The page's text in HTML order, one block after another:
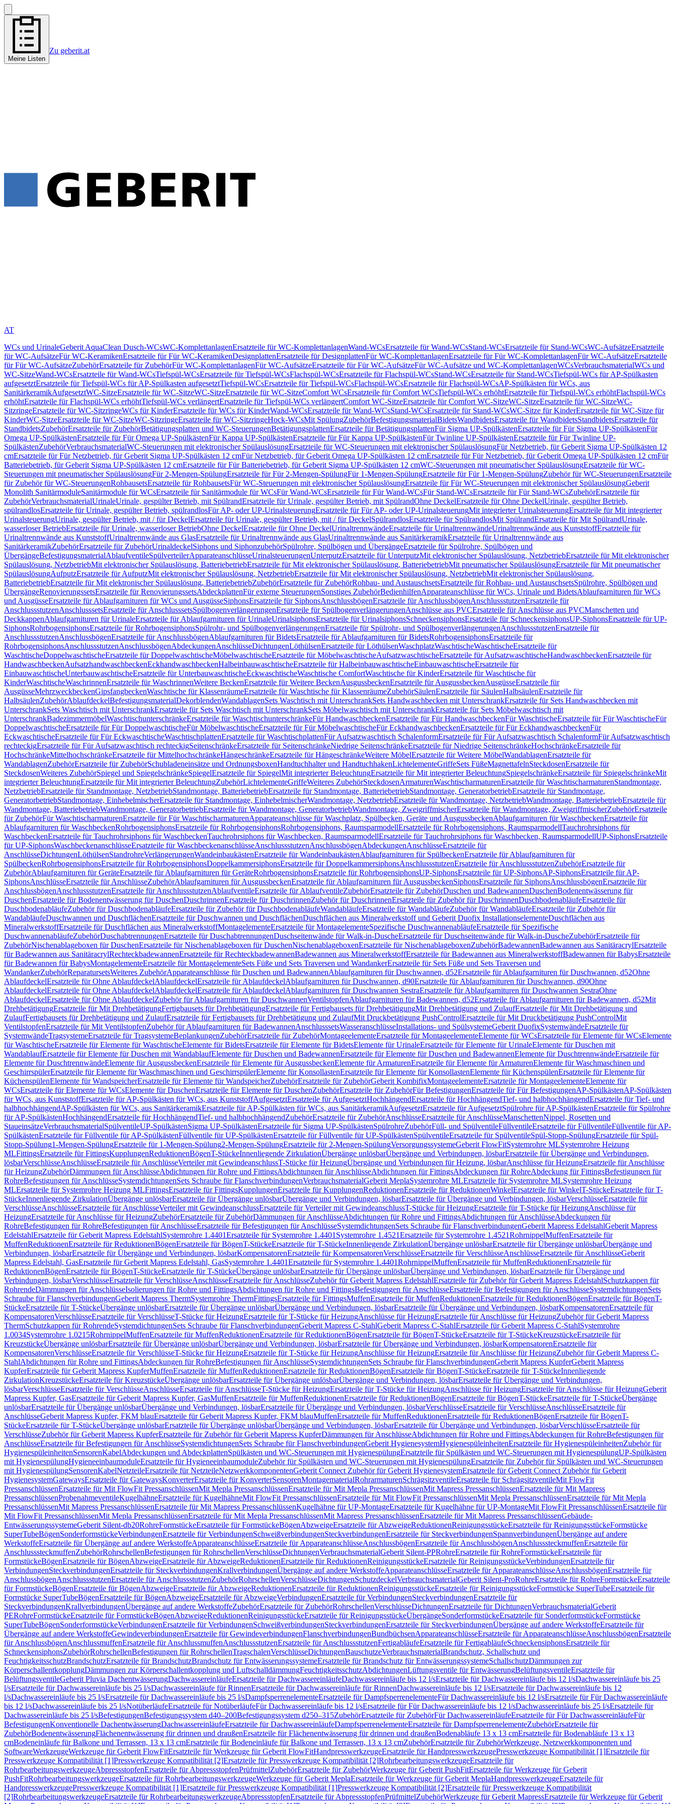
Meine Listen
Zu geberit.at
AT
WCs und UrinaleGeberit AquaClean Dusch-WCsWC-KomplettanlagenErsatzteile für WC-KomplettanlagenWand-WCsErsatzteile für Wand-WCsStand-WCsErsatzteile für Stand-WCsWC-AufsätzeErsatzteile
für WC-AufsätzeFür WC-KeramikenErsatzteile für Für WC-KeramikenDesignplattenErsatzteile für DesignplattenFür WC-KomplettanlagenErsatzteile für Für WC-KomplettanlagenFür WC-AufsätzeErsatzteile
für Für WC-AufsätzeZubehörErsatzteile für ZubehörFür WC-KomplettanlagenFür WC-AufsätzeErsatzteile für Für WC-AufsätzeFür WC-Aufsätze und WC-KomplettanlagenWCsVerbrauchsmaterialWCs und
WC-SitzeWand-WCsErsatzteile für Wand-WCsTiefspül-WCsErsatzteile für Tiefspül-WCsFlachspül-WCsErsatzteile für Flachspül-WCsStand-WCsErsatzteile für Stand-WCsTiefspül-WCs für AP-Spülkasten
aufgesetztErsatzteile für Tiefspül-WCs für AP-Spülkasten aufgesetztTiefspül-WCsErsatzteile für Tiefspül-WCsFlachspül-WCsErsatzteile für Flachspül-WCsAP-Spülkästen für WCs, aus
SanitärkeramikAufgesetztWC-SitzeErsatzteile für WC-SitzeWC-SitzeErsatzteile für WC-SitzeComfort WCsErsatzteile für Comfort WCsTiefspül-WCs erhöhtErsatzteile für Tiefspül-WCs erhöhtFlachspül-WCs
erhöhtErsatzteile für Flachspül-WCs erhöhtTiefspül-WCs verlängertErsatzteile für Tiefspül-WCs verlängertComfort WC-SitzeErsatzteile für Comfort WC-SitzeWC-SitzeErsatzteile für WC-SitzeWC-
SitzringeErsatzteile für WC-SitzringeWCs für KinderErsatzteile für WCs für KinderWand-WCsErsatzteile für Wand-WCsStand-WCsErsatzteile für Stand-WCsWC-Sitze für KinderErsatzteile für WC-Sitze für
KinderWC-SitzeErsatzteile für WC-SitzeWC-SitzringeErsatzteile für WC-SitzringeHock-WCsMit SpülungZubehörBefestigungsmaterialBidetsWandbidetsErsatzteile für WandbidetsStandbidetsErsatzteile für
StandbidetsZubehörErsatzteile für ZubehörBetätigungsplatten und WC-SteuerungenBetätigungsplattenErsatzteile für BetätigungsplattenFür Sigma UP-SpülkästenErsatzteile für Für Sigma UP-SpülkästenFür
Omega UP-SpülkästenErsatzteile für Für Omega UP-SpülkästenFür Kappa UP-SpülkästenErsatzteile für Für Kappa UP-SpülkästenFür Twinline UP-SpülkästenErsatzteile für Für Twinline UP-
SpülkästenZubehörVerbrauchsmaterialWC-Steuerungen mit elektronischer SpülauslösungErsatzteile für WC-Steuerungen mit elektronischer SpülauslösungFür Netzbetrieb, für Geberit Sigma UP-Spülkästen 12
cmErsatzteile für Für Netzbetrieb, für Geberit Sigma UP-Spülkästen 12 cmFür Netzbetrieb, für Geberit Omega UP-Spülkästen 12 cmErsatzteile für Für Netzbetrieb, für Geberit Omega UP-Spülkästen 12 cmFür
Batteriebetrieb, für Geberit Sigma UP-Spülkästen 12 cmErsatzteile für Für Batteriebetrieb, für Geberit Sigma UP-Spülkästen 12 cmWC-Steuerungen mit pneumatischer SpülauslösungErsatzteile für WC-
Steuerungen mit pneumatischer SpülauslösungFür 2-Mengen-SpülungErsatzteile für Für 2-Mengen-SpülungFür 1-Mengen-SpülungErsatzteile für Für 1-Mengen-SpülungZubehör für WC-SteuerungenErsatzteile
für Zubehör für WC-SteuerungenRohbausetsErsatzteile für RohbausetsFür WC-Steuerungen mit elektronischer SpülauslösungErsatzteile für Für WC-Steuerungen mit elektronischer SpülauslösungGeberit
Monolith SanitärmoduleSanitärmodule für WCsErsatzteile für Sanitärmodule für WCsFür Wand-WCsErsatzteile für Für Wand-WCsFür Stand-WCsErsatzteile für Für Stand-WCsZubehörErsatzteile für
ZubehörVerbrauchsmaterialUrinaleUrinale, gespülter Betrieb, mit SpülrandErsatzteile für Urinale, gespülter Betrieb, mit SpülrandOhne DeckelErsatzteile für Ohne DeckelUrinale, gespülter Betrieb,
spülrandlosErsatzteile für Urinale, gespülter Betrieb, spülrandlosFür AP- oder UP-UrinalsteuerungErsatzteile für Für AP- oder UP-UrinalsteuerungMit integrierter UrinalsteuerungErsatzteile für Mit integrierter
UrinalsteuerungUrinale, gespülter Betrieb, mit / für DeckelErsatzteile für Urinale, gespülter Betrieb, mit / für DeckelSpülrandlosErsatzteile für SpülrandlosMit SpülrandErsatzteile für Mit SpülrandUrinale,
wasserloser BetriebErsatzteile für Urinale, wasserloser BetriebOhne DeckelErsatzteile für Ohne DeckelUrinaltrennwändeErsatzteile für UrinaltrennwändeUrinaltrennwände aus KunststoffErsatzteile für
Urinaltrennwände aus KunststoffUrinaltrennwände aus GlasErsatzteile für Urinaltrennwände aus GlasUrinaltrennwände aus SanitärkeramikErsatzteile für Urinaltrennwände aus
SanitärkeramikZubehörErsatzteile für ZubehörUrinaldeckelSiphons und SiphonzubehörSpülrohre, Spülbögen und ÜbergängeErsatzteile für Spülrohre, Spülbögen und
ÜbergängeBefestigungsmaterialAblaufventileSpülverteilerApparateanschlüsseUrinalsteuerungenUnterputzErsatzteile für UnterputzMit elektronischer Spülauslösung, NetzbetriebErsatzteile für Mit elektronischer
Spülauslösung, NetzbetriebMit elektronischer Spülauslösung, BatteriebetriebErsatzteile für Mit elektronischer Spülauslösung, BatteriebetriebMit pneumatischer SpülauslösungErsatzteile für Mit pneumatischer
SpülauslösungAufputzErsatzteile für AufputzMit elektronischer Spülauslösung, NetzbetriebErsatzteile für Mit elektronischer Spülauslösung, NetzbetriebMit elektronischer Spülauslösung,
BatteriebetriebErsatzteile für Mit elektronischer Spülauslösung, BatteriebetriebZubehörErsatzteile für ZubehörRohbau- und AustauschsetsErsatzteile für Rohbau- und AustauschsetsSpülrohre, Spülbögen und
ÜbergängeRenovierungssetsErsatzteile für RenovierungssetsAbdeckplattenFür externe SteuerungenSonstiges ZubehörBedienhilfenApparateanschlüsse für WCs, Urinale und BidetsAblaufgarnituren für WCs
und AusgüsseErsatzteile für Ablaufgarnituren für WCs und AusgüsseSiphonsErsatzteile für SiphonsAnschlussbögenErsatzteile für AnschlussbögenAnschlussstutzenErsatzteile für
AnschlussstutzenAnschlusssetsErsatzteile für AnschlusssetsSpülbogenverlängerungenErsatzteile für SpülbogenverlängerungenAnschlüsse aus PVCErsatzteile für Anschlüsse aus PVCManschetten und
DeckkappenAblaufgarnituren für UrinaleErsatzteile für Ablaufgarnituren für UrinaleUrinalsiphonsErsatzteile für UrinalsiphonsSchneckensiphonsErsatzteile für SchneckensiphonsUP-SiphonsErsatzteile für UP-
SiphonsRohrbogensiphonsErsatzteile für RohrbogensiphonsSpülrohr- und SpülbogenverlängerungenErsatzteile für Spülrohr- und SpülbogenverlängerungenAnschlussstutzenErsatzteile für
AnschlussstutzenAnschlussbögenErsatzteile für AnschlussbögenAblaufgarnituren für BidetsErsatzteile für Ablaufgarnituren für BidetsRohrbogensiphonsErsatzteile für
RohrbogensiphonsAnschlussstutzenAnschlussbögenAbdeckungenAnschlüsseDichtungenLöthülsenErsatzteile für LöthülsenWaschplatzWaschtischeWaschtischeErsatzteile für
WaschtischeDoppelwaschtischeErsatzteile für DoppelwaschtischeMöbelwaschtischeErsatzteile für MöbelwaschtischeAufsatzwaschtischeErsatzteile für AufsatzwaschtischeHandwaschbeckenErsatzteile für
HandwaschbeckenAufsatzhandwaschbeckenEckhandwaschbeckenHalbeinbauwaschtischeErsatzteile für HalbeinbauwaschtischeEinbauwaschtischeErsatzteile für
EinbauwaschtischeUnterbauwaschtischeErsatzteile für UnterbauwaschtischeEckwaschtischeWaschtische ComfortWaschtische für KinderErsatzteile für Waschtische für
KinderWaschtischeWaschrinnenErsatzteile für WaschrinnenWeitere BeckenErsatzteile für Weitere BeckenAusgussbeckenErsatzteile für AusgussbeckenAusgüsseErsatzteile für
AusgüsseMehrzweckbeckenGipsfangbeckenWaschtische für KlassenräumeErsatzteile für Waschtische für KlassenräumeZubehörSäulenErsatzteile für SäulenHalbsäulenErsatzteile für
HalbsäulenZubehörAblaufdeckelBefestigungsmaterialDekorblendenWandablagenSets Waschtisch mit UnterschrankSets Handwaschbecken mit UnterschrankErsatzteile für Sets Handwaschbecken mit
UnterschrankSets Waschtisch mit UnterschrankErsatzteile für Sets Waschtisch mit UnterschrankSets Möbelwaschtisch mit UnterschrankErsatzteile für Sets Möbelwaschtisch mit
UnterschrankBadezimmermöbelWaschtischunterschränkeErsatzteile für WaschtischunterschränkeFür HandwaschbeckenErsatzteile für Für HandwaschbeckenFür WaschtischeErsatzteile für Für WaschtischeFür
DoppelwaschtischeErsatzteile für Für DoppelwaschtischeFür MöbelwaschtischeErsatzteile für Für MöbelwaschtischeFür EckhandwaschbeckenErsatzteile für Für EckhandwaschbeckenFür
EckwaschtischeErsatzteile für Für EckwaschtischeWaschtischplattenErsatzteile für WaschtischplattenFür Aufsatzwaschtisch SchalenformErsatzteile für Für Aufsatzwaschtisch SchalenformFür Aufsatzwaschtisch
rechteckigErsatzteile für Für Aufsatzwaschtisch rechteckigSeitenschränkeErsatzteile für SeitenschränkeNiedrige SeitenschränkeErsatzteile für Niedrige SeitenschränkeHochschränkeErsatzteile für
HochschränkeMittelhochschränkeErsatzteile für MittelhochschränkeHängeschränkeErsatzteile für HängeschränkeWeitere MöbelErsatzteile für Weitere MöbelWandablagenErsatzteile für
WandablagenZubehörErsatzteile für ZubehörSchubladeneinsätze und OrdnungsboxenHandtuchhalter und HandtuchhakenLichtelementeGriffeSets FüßeMagnettafelnSteckdosenErsatzteile für
SteckdosenWeiteres ZubehörSpiegel und SpiegelschränkeSpiegelErsatzteile für SpiegelMit integrierter BeleuchtungErsatzteile für Mit integrierter BeleuchtungSpiegelschränkeErsatzteile für SpiegelschränkeMit
integrierter BeleuchtungErsatzteile für Mit integrierter BeleuchtungZubehörLichtelementeGriffeWeiteres ZubehörSteckdosenArmaturenWaschtischarmaturenErsatzteile für WaschtischarmaturenStandmontage,
NetzbetriebErsatzteile für Standmontage, NetzbetriebStandmontage, BatteriebetriebErsatzteile für Standmontage, BatteriebetriebStandmontage, GeneratorbetriebErsatzteile für Standmontage,
GeneratorbetriebStandmontage, EinhebelmischerErsatzteile für Standmontage, EinhebelmischerWandmontage, NetzbetriebErsatzteile für Wandmontage, NetzbetriebWandmontage, BatteriebetriebErsatzteile für
Wandmontage, BatteriebetriebWandmontage, GeneratorbetriebErsatzteile für Wandmontage, GeneratorbetriebWandmontage, ZweigriffmischerErsatzteile für Wandmontage, ZweigriffmischerZubehörErsatzteile
für ZubehörFür WaschtischarmaturenErsatzteile für Für WaschtischarmaturenApparateanschlüsse für Waschplatz, Spülbecken, Geräte und AusgussbeckenAblaufgarnituren für WaschbeckenErsatzteile für
Ablaufgarnituren für WaschbeckenRohrbogensiphonsErsatzteile für RohrbogensiphonsRohrbogensiphons, RaumsparmodellErsatzteile für Rohrbogensiphons, RaumsparmodellTauchrohrsiphons für
WaschbeckenErsatzteile für Tauchrohrsiphons für WaschbeckenTauchrohrsiphons für Waschbecken, RaumsparmodellErsatzteile für Tauchrohrsiphons für Waschbecken, RaumsparmodellUP-SiphonsErsatzteile
für UP-SiphonsWaschbeckenanschlüsseErsatzteile für WaschbeckenanschlüsseAnschlussstutzenAnschlussbögenAbdeckungenAnschlüsseErsatzteile für
AnschlüsseDichtungenLöthülsenStandrohreVerlängerungenWandeinbaukästenErsatzteile für WandeinbaukästenAblaufgarnituren für SpülbeckenErsatzteile für Ablaufgarnituren für
SpülbeckenRohrbogensiphonsErsatzteile für RohrbogensiphonsDoppelkammersiphonsErsatzteile für DoppelkammersiphonsAnschlussstutzenErsatzteile für AnschlussstutzenZubehörErsatzteile für
ZubehörAblaufgarnituren für GeräteErsatzteile für Ablaufgarnituren für GeräteRohrbogensiphonsErsatzteile für RohrbogensiphonsUP-SiphonsErsatzteile für UP-SiphonsAP-SiphonsErsatzteile für AP-
SiphonsAnschlüsseErsatzteile für AnschlüsseZubehörAblaufgarnituren für AusgussbeckenErsatzteile für Ablaufgarnituren für AusgussbeckenSiphonsErsatzteile für SiphonsAnschlussbögenErsatzteile für
AnschlussbögenAnschlussstutzenErsatzteile für AnschlussstutzenAblaufventileErsatzteile für AblaufventileZubehörErsatzteile für ZubehörDuschen und BadewannenDuschenBodenentwässerung für
DuschenErsatzteile für Bodenentwässerung für DuschenDuschrinnenErsatzteile für DuschrinnenZubehör für DuschrinnenErsatzteile für Zubehör für DuschrinnenDuschbodenabläufeErsatzteile für
DuschbodenabläufeZubehör für DuschbodenabläufeErsatzteile für Zubehör für DuschbodenabläufeWandabläufeErsatzteile für WandabläufeZubehör für WandabläufeErsatzteile für Zubehör für
WandabläufeDuschwannen und DuschflächenErsatzteile für Duschwannen und DuschflächenDuschflächen aus Mineralwerkstoff und Geberit Duofix InstallationselementeDuschflächen aus
MineralwerkstoffErsatzteile für Duschflächen aus MineralwerkstoffMontagelementeErsatzteile für MontagelementeSpezifische DuschwannenabläufeErsatzteile für Spezifische
DuschwannenabläufeZubehörDuschabtrennungenErsatzteile für DuschabtrennungenDuschseitenwände für Walk-in-DuscheErsatzteile für Duschseitenwände für Walk-in-DuscheZubehörErsatzteile für
ZubehörNischenablageboxen für DuschenErsatzteile für Nischenablageboxen für DuschenNischenablageboxenErsatzteile für NischenablageboxenZubehörBadewannenBadewannen aus SanitäracrylErsatzteile
für Badewannen aus SanitäracrylRechteckbadewannenErsatzteile für RechteckbadewannenBadewannen aus MineralwerkstoffErsatzteile für Badewannen aus MineralwerkstoffBadewannen für BabysErsatzteile
für Badewannen für BabysMontagelementeErsatzteile für MontagelementeSets Füße und Sets Traversen und WandankerErsatzteile für Sets Füße und Sets Traversen und
WandankerZubehörReparatursetsWeiteres ZubehörApparateanschlüsse für Duschen und BadewannenAblaufgarnituren für Duschwannen, d52Ersatzteile für Ablaufgarnituren für Duschwannen, d52Ohne
AblaufdeckelErsatzteile für Ohne AblaufdeckelAblaufdeckelErsatzteile für AblaufdeckelAblaufgarnituren für Duschwannen, d90Ersatzteile für Ablaufgarnituren für Duschwannen, d90Ohne
AblaufdeckelErsatzteile für Ohne AblaufdeckelAblaufdeckelErsatzteile für AblaufdeckelAblaufgarnituren für Duschwannen SestraErsatzteile für Ablaufgarnituren für Duschwannen SestraOhne
AblaufdeckelErsatzteile für Ohne AblaufdeckelZubehör für Ablaufgarnituren für DuschwannenVentilstopfenAblaufgarnituren für Badewannen, d52Ersatzteile für Ablaufgarnituren für Badewannen, d52Mit
DrehbetätigungErsatzteile für Mit DrehbetätigungFertigbausets für DrehbetätigungErsatzteile für Fertigbausets für DrehbetätigungMit Drehbetätigung und ZulaufErsatzteile für Mit Drehbetätigung und
ZulaufFertigbausets für Drehbetätigung und ZulaufErsatzteile für Fertigbausets für Drehbetätigung und ZulaufMit Druckbetätigung PushControlErsatzteile für Mit Druckbetätigung PushControlMit
VentilstopfenErsatzteile für Mit VentilstopfenZubehör für Ablaufgarnituren für BadewannenAnschlusssetsWasseranschlüsseInstallations- und SpülsystemeGeberit DuofixSystemwändeErsatzteile für
SystemwändeTragsystemeErsatzteile für TragsystemeBeplankungenZubehörErsatzteile für ZubehörMontageelementeErsatzteile für MontageelementeElemente für WCsErsatzteile für Elemente für WCsElemente
für WaschtischeErsatzteile für Elemente für WaschtischeElemente für BidetsErsatzteile für Elemente für BidetsElemente für UrinaleErsatzteile für Elemente für UrinaleElemente für Duschen mit
WandablaufErsatzteile für Elemente für Duschen mit WandablaufElemente für Duschen und BadewannenErsatzteile für Elemente für Duschen und BadewannenElemente für DuschtrennwändeErsatzteile für
Elemente für DuschtrennwändeElemente für AusgussbeckenErsatzteile für Elemente für AusgussbeckenElemente für ArmaturenErsatzteile für Elemente für ArmaturenElemente für Waschmaschinen und
GeschirrspülerErsatzteile für Elemente für Waschmaschinen und GeschirrspülerElemente für KonsollastenErsatzteile für Elemente für KonsollastenElemente für KüchenspülenErsatzteile für Elemente für
KüchenspülenElemente für WandspeicherErsatzteile für Elemente für WandspeicherZubehörErsatzteile für ZubehörGeberit KombifixMontageelementeErsatzteile für MontageelementeElemente für
WCsErsatzteile für Elemente für WCsElemente für DuschenErsatzteile für Elemente für DuschenZubehörErsatzteile für ZubehörFür BefestigungenErsatzteile für Für BefestigungenAP-SpülkästenAP-Spülkästen
für WCs, aus KunststoffErsatzteile für AP-Spülkästen für WCs, aus KunststoffAufgesetztErsatzteile für AufgesetztHochhängendErsatzteile für HochhängendTief- und halbhochhängendErsatzteile für Tief- und
halbhochhängendAP-Spülkästen für WCs, aus SanitärkeramikErsatzteile für AP-Spülkästen für WCs, aus SanitärkeramikAufgesetztErsatzteile für AufgesetztSpülrohre für AP-SpülkästenErsatzteile für Spülrohre
für AP-SpülkästenHochhängendErsatzteile für HochhängendTief- und halbhochhängendZubehörErsatzteile für ZubehörAnschlüsseErsatzteile für AnschlüsseManschettenNippel, Rosetten und
StaueinsätzeVerbrauchsmaterialSpülventileUP-SpülkästenSigma UP-SpülkästenErsatzteile für Sigma UP-SpülkästenSpülrohreZubehörFüll- und SpülventileFüllventileErsatzteile für FüllventileFüllventile für AP-
SpülkästenErsatzteile für Füllventile für AP-SpülkästenFüllventile für UP-SpülkästenErsatzteile für Füllventile für UP-SpülkästenSpülventileErsatzteile für SpülventileSpül-Stopp-SpülungErsatzteile für Spül-
Stopp-Spülung1-Mengen-SpülungErsatzteile für 1-Mengen-Spülung2-Mengen-SpülungErsatzteile für 2-Mengen-SpülungVersorgungssystemeGeberit FlowFitSystemrohre MLSystemrohre Heizung
MLFittingsErsatzteile für FittingsKupplungenReduktionenBögenT-StückeInnenliegende ZirkulationÜbergänge unlösbarÜbergänge und Verbindungen, lösbarErsatzteile für Übergänge und Verbindungen,
lösbarVerschlüsseAnschlüsseErsatzteile für AnschlüsseVerteiler mit GewindeanschlussT-Stücke für HeizungÜbergänge und Verbindungen für Heizung, lösbarAnschlüsse für HeizungErsatzteile für Anschlüsse
für HeizungZubehörDämmungen für AnschlüsseAbdichtungen für Rohre und FittingsAbdichtungen für AnschlüsseAbdichtungen für FittingsAbdeckungen für RohreAbdeckung für FittingsBefestigungen für
RohreBefestigungen für AnschlüsseSystemdichtungenSets Schraube für FlanschverbindungenVerbrauchsmaterialGeberit MeplaSystemrohre MLErsatzteile für Systemrohre MLSystemrohre Heizung
MLErsatzteile für Systemrohre Heizung MLFittingsErsatzteile für FittingsKupplungenErsatzteile für KupplungenReduktionenErsatzteile für ReduktionenWinkelErsatzteile für WinkelT-StückeErsatzteile für T-
StückeInnenliegende ZirkulationÜbergänge unlösbarErsatzteile für Übergänge unlösbarÜbergänge und Verbindungen, lösbarErsatzteile für Übergänge und Verbindungen, lösbarVerschlüsseErsatzteile für
VerschlüsseAnschlüsseErsatzteile für AnschlüsseVerteiler mit GewindeanschlussErsatzteile für Verteiler mit GewindeanschlussT-Stücke für HeizungErsatzteile für T-Stücke für HeizungAnschlüsse für
HeizungErsatzteile für Anschlüsse für HeizungZubehörErsatzteile für ZubehörDämmungen für AnschlüsseAbdichtungen für Rohre und FittingsAbdichtungen für AnschlüsseAbdeckungen für
RohreBefestigungen für RohreBefestigungen für AnschlüsseErsatzteile für Befestigungen für AnschlüsseSystemdichtungenSets Schraube für FlanschverbindungenGeberit Mapress EdelstahlGeberit Mapress
EdelstahlErsatzteile für Geberit Mapress EdelstahlSystemrohre 1.4401Ersatzteile für Systemrohre 1.4401 Systemrohre 1.4521Ersatzteile für Systemrohre 1.4521RohrnippelMuffenErsatzteile für
MuffenReduktionenErsatzteile für ReduktionenBögenErsatzteile für BögenT-StückeErsatzteile für T-StückeInnenliegende ZirkulationÜbergänge unlösbarErsatzteile für Übergänge unlösbarÜbergänge und
Verbindungen, lösbarErsatzteile für Übergänge und Verbindungen, lösbarKompensatorenErsatzteile für KompensatorenVerschlüsseErsatzteile für VerschlüsseAnschlüsseErsatzteile für AnschlüsseGeberit
Mapress Edelstahl, GasErsatzteile für Geberit Mapress Edelstahl, GasSystemrohre 1.4401Ersatzteile für Systemrohre 1.4401RohrnippelMuffenErsatzteile für MuffenReduktionenErsatzteile für
ReduktionenBögenErsatzteile für BögenT-StückeErsatzteile für T-StückeÜbergänge unlösbarErsatzteile für Übergänge unlösbarÜbergänge und Verbindungen, lösbarErsatzteile für Übergänge und
Verbindungen, lösbarVerschlüsseErsatzteile für VerschlüsseAnschlüsseErsatzteile für AnschlüsseZubehör für Geberit Mapress EdelstahlErsatzteile für Zubehör für Geberit Mapress EdelstahlSchutzkappen für
RohrendeDämmungen für AnschlüsseIsolierungen für Rohre und FittingsAbdichtungen für Rohre und FittingsBefestigungen für AnschlüsseErsatzteile für Befestigungen für AnschlüsseSystemdichtungenSets
Schraube für FlanschverbindungenGeberit Mapress ThermSystemrohre ThermFittingsErsatzteile für FittingsMuffenErsatzteile für MuffenReduktionenErsatzteile für ReduktionenBögenErsatzteile für BögenT-
StückeErsatzteile für T-StückeÜbergänge unlösbarErsatzteile für Übergänge unlösbarÜbergänge und Verbindungen, lösbarErsatzteile für Übergänge und Verbindungen, lösbarKompensatorenErsatzteile für
KompensatorenVerschlüsseErsatzteile für VerschlüsseT-Stücke für HeizungErsatzteile für T-Stücke für HeizungAnschlüsse für HeizungErsatzteile für Anschlüsse für HeizungZubehör für Geberit Mapress
ThermSchutzkappen für RohrendeSystemdichtungenSets Schraube für FlanschverbindungenGeberit Mapress C-StahlGeberit Mapress C-StahlErsatzteile für Geberit Mapress C-StahlSystemrohre
1.0034Systemrohre 1.0215RohrnippelMuffenErsatzteile für MuffenReduktionenErsatzteile für ReduktionenBögenErsatzteile für BögenT-StückeErsatzteile für T-StückeKreuzstückeErsatzteile für
KreuzstückeÜbergänge unlösbarErsatzteile für Übergänge unlösbarÜbergänge und Verbindungen, lösbarErsatzteile für Übergänge und Verbindungen, lösbarKompensatorenErsatzteile für
KompensatorenVerschlüsseErsatzteile für VerschlüsseT-Stücke für HeizungErsatzteile für T-Stücke für HeizungAnschlüsse für HeizungErsatzteile für Anschlüsse für HeizungZubehör für Geberit Mapress C-
StahlAbdichtungen für Rohre und FittingsAbdeckungen für RohreBefestigungen für AnschlüsseSystemdichtungenSets Schraube für FlanschverbindungenGeberit Mapress KupferGeberit Mapress
KupferErsatzteile für Geberit Mapress KupferMuffenErsatzteile für MuffenReduktionenErsatzteile für ReduktionenBögenErsatzteile für BögenT-StückeErsatzteile für T-StückeInnenliegende
ZirkulationKreuzstückeErsatzteile für KreuzstückeÜbergänge unlösbarErsatzteile für Übergänge unlösbarÜbergänge und Verbindungen, lösbarErsatzteile für Übergänge und Verbindungen,
lösbarVerschlüsseErsatzteile für VerschlüsseAnschlüsseErsatzteile für AnschlüsseT-Stücke für HeizungErsatzteile für T-Stücke für HeizungAnschlüsse für HeizungErsatzteile für Anschlüsse für HeizungGeberit
Mapress Kupfer, GasErsatzteile für Geberit Mapress Kupfer, GasMuffenErsatzteile für MuffenReduktionenErsatzteile für ReduktionenBögenErsatzteile für BögenT-StückeErsatzteile für T-StückeÜbergänge
unlösbarErsatzteile für Übergänge unlösbarÜbergänge und Verbindungen, lösbarErsatzteile für Übergänge und Verbindungen, lösbarVerschlüsseErsatzteile für VerschlüsseAnschlüsseErsatzteile für
AnschlüsseGeberit Mapress Kupfer, FKM blauErsatzteile für Geberit Mapress Kupfer, FKM blauMuffenErsatzteile für MuffenReduktionenErsatzteile für ReduktionenBögenErsatzteile für BögenT-
StückeErsatzteile für T-StückeÜbergänge unlösbarErsatzteile für Übergänge unlösbarÜbergänge und Verbindungen, lösbarErsatzteile für Übergänge und Verbindungen, lösbarVerschlüsseErsatzteile für
VerschlüsseZubehör für Geberit Mapress KupferErsatzteile für Zubehör für Geberit Mapress KupferDämmungen für AnschlüsseAbdichtungen für Rohre und FittingsAbdeckungen für RohreBefestigungen für
AnschlüsseErsatzteile für Befestigungen für AnschlüsseSystemdichtungenSets Schraube für FlanschverbindungenGeberit HygienesystemHygienespüleinheitenErsatzteile für HygienespüleinheitenZubehör für
HygienespüleinheitenSensorenKabelAbdeckungen und AbdeckplattenSpülkästen und WC-Steuerungen mit HygienespülungErsatzteile für Spülkästen und WC-Steuerungen mit HygienespülungUP-Spülkästen
mit HygienespülungHygieneeinbaumoduleErsatzteile für HygieneeinbaumoduleZubehör für Spülkästen und WC-Steuerungen mit HygienespülungErsatzteile für Zubehör für Spülkästen und WC-Steuerungen
mit HygienespülungSensorenKabelNetzteileErsatzteile für NetzteileNetzwerkkomponentenGeberit Connect Zubehör für Geberit HygienesystemErsatzteile für Geberit Connect Zubehör für Geberit
HygienesystemGatewaysErsatzteile für GatewaysKonverterErsatzteile für KonverterSensorenMontagematerialRohrarmaturenSchrägsitzventileErsatzteile für SchrägsitzventileMit FlowFit
PressanschlüssenErsatzteile für Mit FlowFit PressanschlüssenMit Mepla PressanschlüssenErsatzteile für Mit Mepla PressanschlüssenMit Mapress PressanschlüssenErsatzteile für Mit Mapress
PressanschlüssenProbenahmeventileKugelhähneErsatzteile für KugelhähneMit FlowFit PressanschlüssenErsatzteile für Mit FlowFit PressanschlüssenMit Mepla PressanschlüssenErsatzteile für Mit Mepla
PressanschlüssenMit Mapress PressanschlüssenErsatzteile für Mit Mapress PressanschlüssenKugelhähne für UP-MontageErsatzteile für Kugelhähne für UP-MontageMit FlowFit PressanschlüssenErsatzteile für
Mit FlowFit PressanschlüssenMit Mepla PressanschlüssenErsatzteile für Mit Mepla PressanschlüssenMit Mapress PressanschlüssenErsatzteile für Mit Mapress PressanschlüssenGebäude-
EntwässerungssystemeGeberit Silent-db20RohreFormstückeErsatzteile für FormstückeBögenAbzweigeErsatzteile für AbzweigeReduktionenReinigungsstückeErsatzteile für ReinigungsstückeFormstücke
SuperTubeBögenSonderformstückeVerbindungenErsatzteile für VerbindungenSchweißverbindungenSteckverbindungenErsatzteile für SteckverbindungenSpannverbindungenÜbergänge auf andere
WerkstoffeErsatzteile für Übergänge auf andere WerkstoffeApparateanschlüsseErsatzteile für ApparateanschlüsseAnschlussbögenErsatzteile für AnschlussbögenAnschlusssteckmuffenErsatzteile für
AnschlusssteckmuffenZubehörRohrschellenBefestigungen für RohrschellenVerschlüsseDichtungenVerbrauchsmaterialGeberit Silent-PPRohreErsatzteile für RohreFormstückeErsatzteile für
FormstückeBögenErsatzteile für BögenAbzweigeErsatzteile für AbzweigeReduktionenErsatzteile für ReduktionenReinigungsstückeErsatzteile für ReinigungsstückeVerbindungenErsatzteile für
VerbindungenSteckverbindungenErsatzteile für SteckverbindungenKrallverbindungenÜbergänge auf andere WerkstoffeApparateanschlüsseErsatzteile für ApparateanschlüsseAnschlussbögenErsatzteile für
AnschlussbögenAnschlussstutzenErsatzteile für AnschlussstutzenZubehörRohrschellenVerschlüsseDichtungenSchutzdeckelVerbrauchsmaterialGeberit Silent-ProRohreErsatzteile für RohreFormstückeErsatzteile
für FormstückeBögenErsatzteile für BögenAbzweigeErsatzteile für AbzweigeReduktionenErsatzteile für ReduktionenReinigungsstückeErsatzteile für ReinigungsstückeFormstücke SuperTubeErsatzteile für
Formstücke SuperTubeBögenErsatzteile für BögenAbzweigeErsatzteile für AbzweigeVerbindungenErsatzteile für VerbindungenSteckverbindungenErsatzteile für
SteckverbindungenKrallverbindungenÜbergänge auf andere WerkstoffeZubehörErsatzteile für ZubehörRohrschellenVerschlüsseDichtungenErsatzteile für DichtungenVerbrauchsmaterialGeberit
PERohreFormstückeErsatzteile für FormstückeBögenAbzweigeReduktionenReinigungsstückeErsatzteile für ReinigungsstückeÜbergängeSonderformstückeErsatzteile für SonderformstückeFormstücke
SuperTubeBögenSonderformstückeVerbindungenErsatzteile für VerbindungenSchweißverbindungenSteckverbindungenErsatzteile für SteckverbindungenÜbergänge auf andere WerkstoffeErsatzteile für
Übergänge auf andere WerkstoffeGewindeverbindungenErsatzteile für GewindeverbindungenFlanschverbindungenBundbüchsenApparateanschlüsseErsatzteile für ApparateanschlüsseAnschlussbögenErsatzteile
für AnschlussbögenAnschlussmuffenErsatzteile für AnschlussmuffenAnschlussstutzenErsatzteile für AnschlussstutzenFertigabläufeErsatzteile für FertigabläufeSchneckensiphonsErsatzteile für
SchneckensiphonsZubehörRohrschellenBefestigungen für RohrschellenTragschalenVerschlüsseDichtungenBauschutzeVerbrauchsmaterialBrandschutz, Schallschutz und
FeuchtigkeitsschutzBrandschutzErsatzteile für BrandschutzBrandschutz für EntwässerungssystemeErsatzteile für Brandschutz für EntwässerungssystemeSchallschutzDämmungen zur
KörperschallentkopplungDämmungen zur Körperschallentkopplung und LuftschalldämmungFeuchtigkeitsschutzAbdichtungenLüftungsventile für EntwässerungBelüftungsventileErsatzteile für
BelüftungsventileGeberit Pluvia DachentwässerungDachwassereinläufeErsatzteile für DachwassereinläufeDachwassereinläufe bis 12 l/sErsatzteile für Dachwassereinläufe bis 12 l/sDachwassereinläufe bis 25
l/sErsatzteile für Dachwassereinläufe bis 25 l/sDachwassereinläufe für RinnenErsatzteile für Dachwassereinläufe für RinnenDachwassereinläufe bis 12 l/sErsatzteile für Dachwassereinläufe bis 12
l/sDachwassereinläufe bis 25 l/sErsatzteile für Dachwassereinläufe bis 25 l/sDampfsperrenelementeErsatzteile für DampfsperrenelementeFür Dachwassereinläufe bis 12 l/sErsatzteile für Für Dachwassereinläufe
bis 12 l/sDachwassereinläufe bis 25 l/sNotüberläufeErsatzteile für NotüberläufeFür Dachwassereinläufe bis 12 l/sErsatzteile für Für Dachwassereinläufe bis 12 l/sDachwassereinläufe bis 25 l/sErsatzteile für
Dachwassereinläufe bis 25 l/sBefestigungenBefestigungssystem d40–200Befestigungssystem d250–315ZubehörErsatzteile für ZubehörFür DachwassereinläufeErsatzteile für Für DachwassereinläufeFür
BefestigungenKonventionelle DachentwässerungDachwassereinläufeErsatzteile für DachwassereinläufeDampfsperrenelementeErsatzteile für DampfsperrenelementeZubehörErsatzteile für
ZubehörBodenentwässerungFlächenentwässerung für drinnen und draußenErsatzteile für Flächenentwässerung für drinnen und draußenBodenabläufe 13 x 13 cmErsatzteile für Bodenabläufe 13 x 13
cmBodeneinläufe für Balkone und Terrassen, 13 x 13 cmErsatzteile für Bodeneinläufe für Balkone und Terrassen, 13 x 13 cmZubehörErsatzteile für ZubehörWerkzeuge, Netzwerkkomponenten und
SoftwareWerkzeugeWerkzeuge für Geberit FlowFitErsatzteile für Werkzeuge für Geberit FlowFitHandpresswerkzeugeErsatzteile für HandpresswerkzeugePresswerkzeuge Kompatibilität [1]Ersatzteile für
Presswerkzeuge Kompatibilität [1]Presswerkzeuge Kompatibilität [2]Ersatzteile für Presswerkzeuge Kompatibilität [2]RohrbearbeitungswerkzeugeErsatzteile für
RohrbearbeitungswerkzeugeAbpressstopfenErsatzteile für AbpressstopfenPrüfmittelZubehörErsatzteile für ZubehörWerkzeuge für Geberit PushFitErsatzteile für Werkzeuge für Geberit
PushFitRohrbearbeitungswerkzeugeErsatzteile für RohrbearbeitungswerkzeugeWerkzeuge für Geberit MeplaErsatzteile für Werkzeuge für Geberit MeplaHandpresswerkzeugeErsatzteile für
HandpresswerkzeugePresswerkzeuge Kompatibilität [1]Ersatzteile für Presswerkzeuge Kompatibilität [1]Presswerkzeuge Kompatibilität [2]Ersatzteile für Presswerkzeuge Kompatibilität
[2]RohrbearbeitungswerkzeugeErsatzteile für RohrbearbeitungswerkzeugeAbpressstopfenErsatzteile für AbpressstopfenPrüfmittelZubehörWerkzeuge für Geberit MapressErsatzteile für Werkzeuge für Geberit